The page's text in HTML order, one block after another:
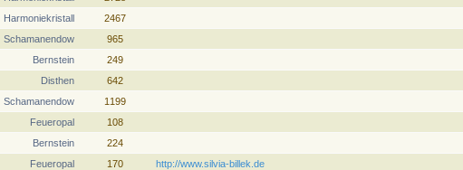
Harmoniekristall
2467
Schamanendow
965
Bernstein
249
Disthen
642
Schamanendow
1199
Feueropal
108
Bernstein
224
Feueropal
170 http://www.silvia-billek.de